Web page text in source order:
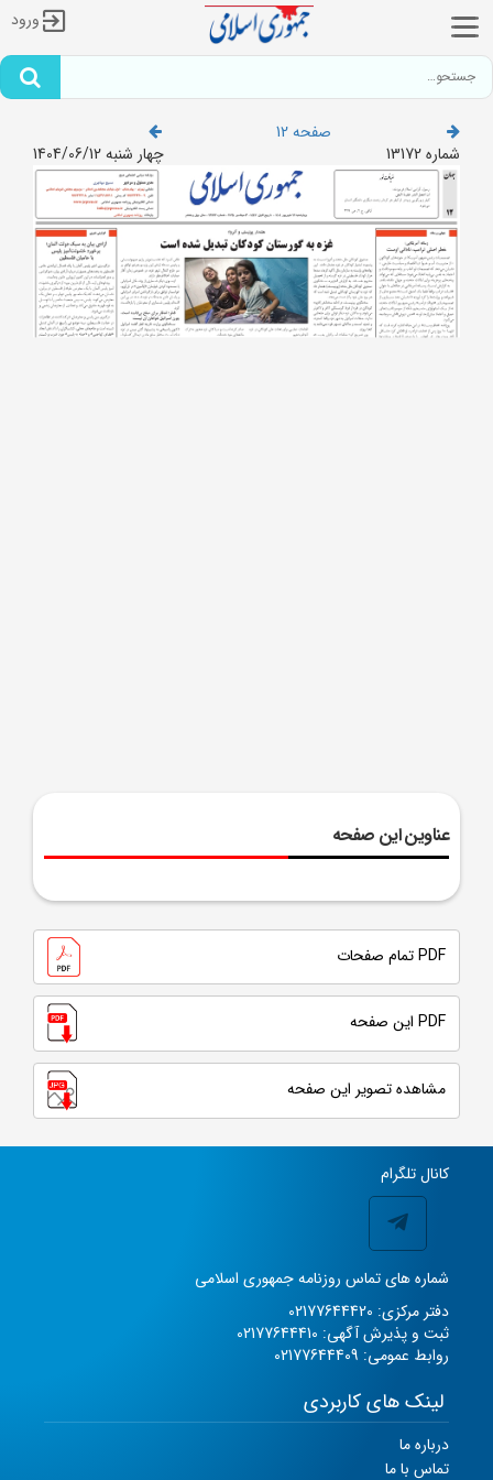
ورود
صفحه 12
شماره 13172
چهار شنبه 1404/06/12
عناوین این صفحه
PDF تمام صفحات
PDF این صفحه
مشاهده تصویر این صفحه
کانال تلگرام
شماره های تماس روزنامه جمهوری اسلامی
دفتر مرکزی: 02177644420
ثبت و پذیرش آگهی: 02177644410
روابط عمومی: 02177644409
لینک های کاربردی
درباره ما
تماس با ما